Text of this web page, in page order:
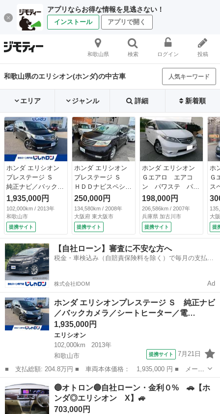
アプリならお得な情報を見逃さない！
インストール アプリで開く
和歌山県 検索 ログイン 投稿
和歌山県のエリシオン(ホンダ)の中古車 人気キーワード
エリア ジャンル 詳細 新着順
ホンダ エリシオン
プレステージ Ｓ
純正ナビ／バックカ
メラ／シートヒータ
ー／電動ミラー／Ｗ
ＡＣ／ＥＴＣ （な
し）
1,935,000円
102,000km / 2013年
和歌山市
提携サイト
ホンダ エリシオン
プレステージ Ｓ
ＨＤＤナビスペシャ
ルパッケージ ナ
ビ ＴＶ 両側電動
スライドドア エア
コン （検9.9）
250,000円
134,580km / 2008年
大阪府 東大阪市
提携サイト
ホンダ エリシオン
Ｇエアロ エアコ
ン パワステ パワ
ーウインドウ エア
バック ＡＢＳ 両
側電動スライドド
ア バックカメラ
キーレス スペアキ
ー シートカバー
フリップダウンモニ
ター シートカバー
198,000円
206,586km / 2007年
兵庫県 加古川市
提携サイト
ホ
Ｇ
ス
ジ
カ
電
Ｈ
ン
ー
Ｖ
ボ
付
大
提
【自社ローン】審査に不安な方へ
税金・車検込み（自賠責保険料を除く）で毎月の支払額
株式会社IDOM Ad
ホンダ エリシオンプレステージ Ｓ 純正ナビ
／バックカメラ／シートヒーター／電…
1,935,000円
エリシオン
102,000km
2013年
和歌山市
提携サイト 7月21日
■ 支払総額: 204.8万円 ■ 車両本体価格： 1,935,000 円 ■ メーカ
ー名： ホンダ ■ 車種名： エリシオンプレステージ ■ グレード
名： Ｓ 純正ナビ／バックカメラ／シートヒーター／電動ミラー／
ＷＡＣ／...
和歌山 和歌山市 エリシオン
🔵オトロン🔵自社ローン・金利０% 🚗【ホ
ンダ◎エリシオン X】🚙
703,000円